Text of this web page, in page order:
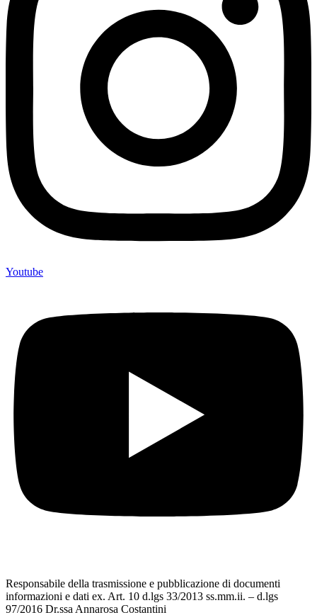
Youtube
Responsabile della trasmissione e pubblicazione di documenti
informazioni e dati ex. Art. 10 d.lgs 33/2013 ss.mm.ii. – d.lgs
97/2016 Dr.ssa Annarosa Costantini